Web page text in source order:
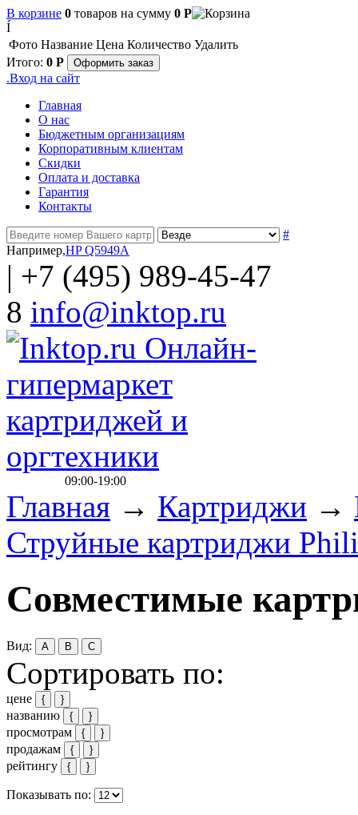
В корзине 0 товаров на сумму 0 Р
Í
Фото Название Цена Количество Удалить
Итого: 0 Р Оформить заказ
.Вход на сайт
Главная
О нас
Бюджетным организациям
Корпоративным клиентам
Скидки
Оплата и доставка
Гарантия
Контакты
#
Например,HP Q5949A
| +7 (495) 989-45-47
8 info@inktop.ru
09:00-19:00
Главная → Картриджи →
Струйные картриджи
Совместимые
Вид: A B C
Сортировать по:
цене { }
названию { }
просмотрам { }
продажам { }
рейтингу { }
Показывать по: